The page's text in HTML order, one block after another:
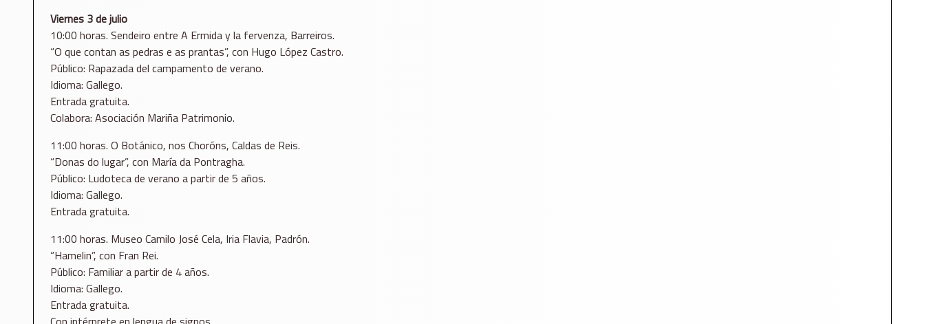
Viernes 3 de julio
10:00 horas. Sendeiro entre A Ermida y la fervenza, Barreiros.
“O que contan as pedras e as prantas”, con Hugo López Castro.
Público: Rapazada del campamento de verano.
Idioma: Gallego.
Entrada gratuita.
Colabora: Asociación Mariña Patrimonio.
11:00 horas. O Botánico, nos Choróns, Caldas de Reis.
“Donas do lugar”, con María da Pontragha.
Público: Ludoteca de verano a partir de 5 años.
Idioma: Gallego.
Entrada gratuita.
11:00 horas. Museo Camilo José Cela, Iria Flavia, Padrón.
“Hamelin”, con Fran Rei.
Público: Familiar a partir de 4 años.
Idioma: Gallego.
Entrada gratuita.